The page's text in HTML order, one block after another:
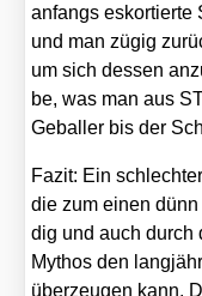
anfangs eskor­tier­te
und man zügig
um sich des­sen
be, was man aus
Gebal­ler bis der
Fazit: Ein
die zum einen
dig und auch durch
Mythos den
über­zeu­gen kann.